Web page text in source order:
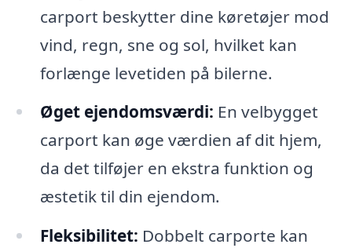
carport beskytter dine køretøjer mod
vind, regn, sne og sol, hvilket kan
forlænge levetiden på bilerne.
Øget ejendomsværdi: En velbygget
carport kan øge værdien af dit hjem,
da det tilføjer en ekstra funktion og
æstetik til din ejendom.
Fleksibilitet: Dobbelt carporte kan